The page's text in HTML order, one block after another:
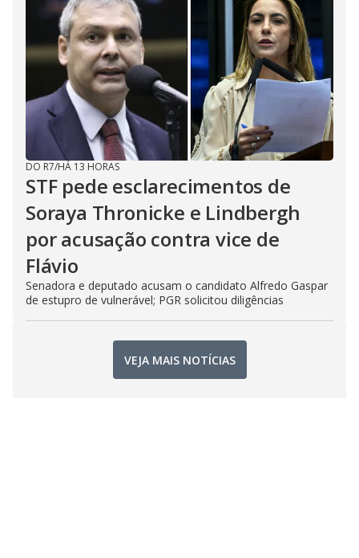
DO R7/HÁ 13 HORAS
STF pede esclarecimentos de
Soraya Thronicke e Lindbergh
por acusação contra vice de
Flávio
Senadora e deputado acusam o candidato Alfredo Gaspar
de estupro de vulnerável; PGR solicitou diligências
VEJA MAIS NOTÍCIAS